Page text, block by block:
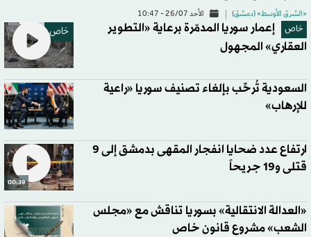
«الشرق الأوسط» (دمشق) الأحد 26/07 - 10:47
خاص خاص
إعمار سوريا المدمّرة برعاية «التطوير
العقاري» المجهول
السعودية تُرحِّب بإلغاء تصنيف سوريا «راعية
للإرهاب»
00:39
ارتفاع عدد ضحايا انفجار المقهى بدمشق إلى 9
قتلى و19 جريحاً
«العدالة الانتقالية» بسوريا تناقش مع «مجلس
الشعب» مشروع قانون خاص